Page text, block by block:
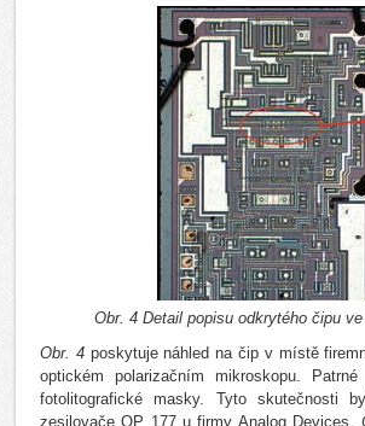
Obr. 4 Detail popisu odkrytého čipu
Obr. 4poskytuje náhled na čip v místě
optickém polarizačním mikroskopu.
fotolitografické masky. Tyto skutečnosti
zesilovače OP 177 u firmy Analog Devices.